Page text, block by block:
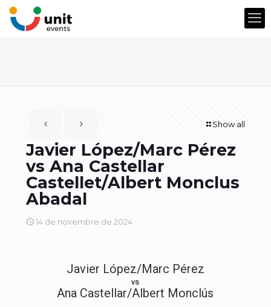
Show all
Javier López/Marc Pérez
vs Ana Castellar
Castellet/Albert Monclus
Abadal
14 de novembre de 2024
Javier López/Marc Pérez
vs
Ana Castellar/Albert Monclús